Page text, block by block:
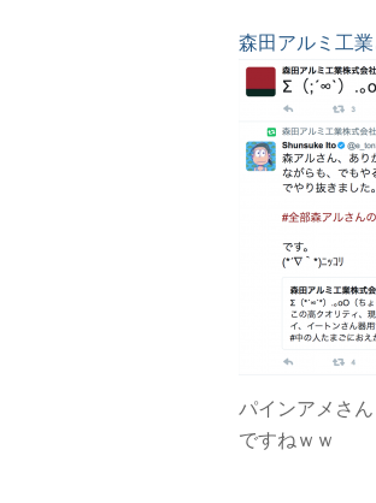
森田アルミ工
パインアメさ
ですねｗｗ